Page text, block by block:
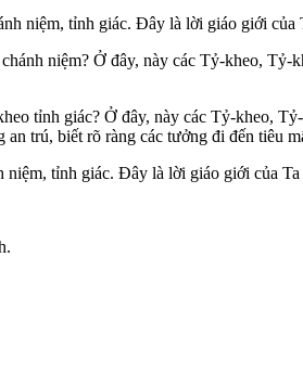
niệm, tỉnh giác. Ðây là lời giáo giới của
niệm? Ở đây, này các Tỷ-kheo,
tỉnh giác? Ở đây, này các Tỷ-kheo,
an trú, biết rõ ràng các tưởng đi đến tiêu
tỉnh giác. Ðây là lời giáo giới của Ta
.